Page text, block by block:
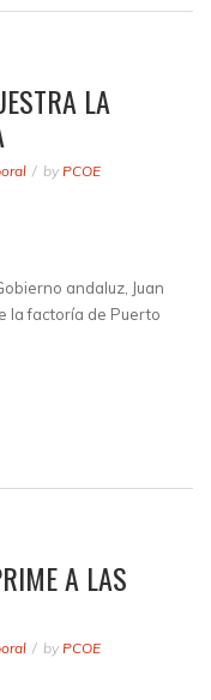
LA
by PCOE
andaluz, Juan
la factoría de Puerto
A LAS
by PCOE